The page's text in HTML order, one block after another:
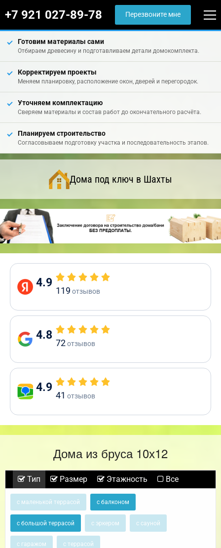
+7 921 027-89-78 Перезвоните мне
Готовим материалы сами
Отбираем древесину и подготавливаем детали домокомплекта.
Корректируем проекты
Меняем планировку, расположение окон, дверей и перегородок.
Уточняем комплектацию
Сверяем материалы и состав работ до окончательного расчёта.
Планируем строительство
Согласовываем подготовку участка и последовательность этапов.
Дома под ключ в Шахты
4.9
119 отзывов
4.8
72отзывов
4.9
41 отзывов
Дома из бруса 10х12
Тип Размер Этажность Все
с маленькой террасой с балконом
с большой террасой с эркером с сауной
с гаражом с террасой